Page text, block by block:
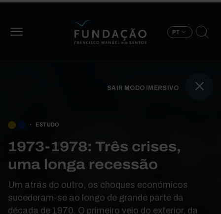
PT
SAIR MODO IMERSIVO
ESTUDO
1973-1978: Três crises,
uma longa recessão
Um atrás do outro, os choques económicos
sucederam-se ao longo de grande parte da
década de 1970. O primeiro veio do exterior, da